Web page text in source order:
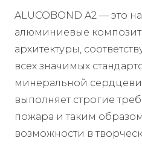
ALUCOBOND A2 — это
алюминиевые
архитектуры,
всех значимых
минеральной
выполняет строгие
пожара и таким
возможности в